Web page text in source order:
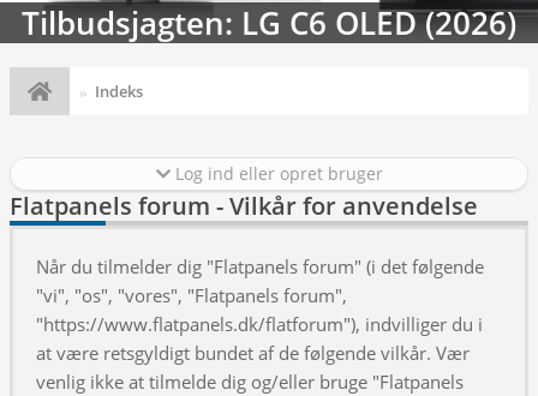
Tilbudsjagten: LG C6 OLED (2026)
Indeks
Log ind eller opret bruger
Flatpanels forum - Vilkår for anvendelse
Når du tilmelder dig "Flatpanels forum" (i det følgende
"vi", "os", "vores", "Flatpanels forum",
"https://www.flatpanels.dk/flatforum"), indvilliger du i
at være retsgyldigt bundet af de følgende vilkår. Vær
venlig ikke at tilmelde dig og/eller bruge "Flatpanels